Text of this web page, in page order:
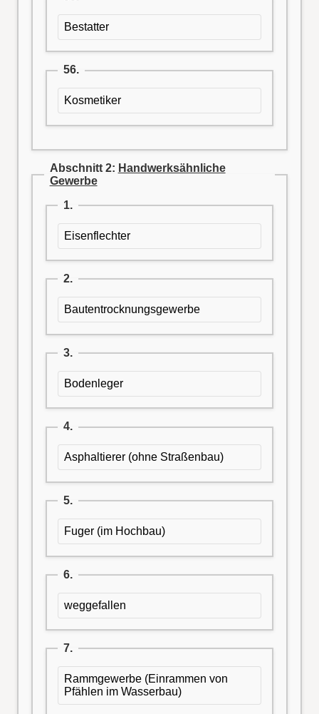
Bestatter
56.
Kosmetiker
Abschnitt 2: Handwerksähnliche
Gewerbe
1.
Eisenflechter
2.
Bautentrocknungsgewerbe
3.
Bodenleger
4.
Asphaltierer (ohne Straßenbau)
5.
Fuger (im Hochbau)
6.
weggefallen
7.
Rammgewerbe (Einrammen von
Pfählen im Wasserbau)